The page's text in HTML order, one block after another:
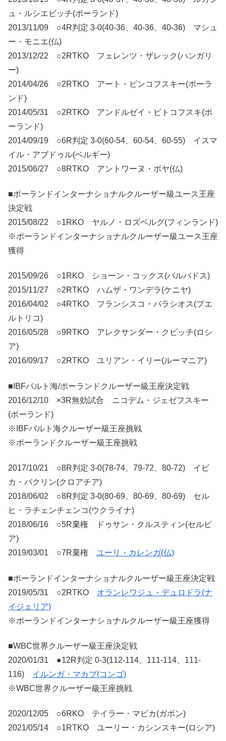
ュ・ルシエビッチ(ポーランド)
2013/11/09 ○4R判定 3-0(40-36、40-36、40-36) マシュ
ー・モニエ(仏)
2013/12/22 ○2RTKO フェレンツ・ザレック(ハンガリ
ー)
2014/04/26 ○2RTKO アート・ビンコフスキー(ポーラ
ンド)
2014/05/31 ○2RTKO アンドルゼイ・ビトコフスキ(ポ
ーランド)
2014/09/19 ○6R判定 3-0(60-54、60-54、60-55) イスマ
イル・アブドゥル(ベルギー)
2015/06/27 ○8RTKO アントワーヌ・ボヤ(仏)
■ポーランドインターナショナルクルーザー級ユース王座
決定戦
2015/08/22 ○1RKO ヤルノ・ロズベルグ(フィンランド)
※ポーランドインターナショナルクルーザー級ユース王座
獲得
2015/09/26 ○1RKO ショーン・コックス(バルバドス)
2015/11/27 ○2RTKO ハムザ・ワンデラ(ケニヤ)
2016/04/02 ○4RTKO フランシスコ・パラシオス(プエ
ルトリコ)
2016/05/28 ○9RTKO アレクサンダー・クビッチ(ロシ
ア)
2016/09/17 ○2RTKO ユリアン・イリー(ルーマニア)
■IBFバルト海/ポーランドクルーザー級王座決定戦
2016/12/10 ×3R無効試合 ニコデム・ジェゼフスキー
(ポーランド)
※IBFバルト海クルーザー級王座挑戦
※ポーランドクルーザー級王座挑戦
2017/10/21 ○8R判定 3-0(78-74、79-72、80-72) イビ
カ・バクリン(クロアチア)
2018/06/02 ○8R判定 3-0(80-69、80-69、80-69) セル
ヒ・ラチェンチェンコ(ウクライナ)
2018/06/16 ○5R棄権 ドゥサン・クルスティン(セルビ
ア)
2019/03/01 ○7R棄権 ユーリ・カレンガ(仏)
■ポーランドインターナショナルクルーザー級王座決定戦
2019/05/31 ○2RTKO オランレワジュ・デュロドラ(ナ
イジェリア)
※ポーランドインターナショナルクルーザー級王座獲得
■WBC世界クルーザー級王座決定戦
2020/01/31 ●12R判定 0-3(112-114、111-114、111-
116) イルンガ・マカブ(コンゴ)
※WBC世界クルーザー級王座挑戦
2020/12/05 ○6RKO テイラー・マビカ(ガボン)
2021/05/14 ○1RTKO ユーリー・カシンスキー(ロシア)